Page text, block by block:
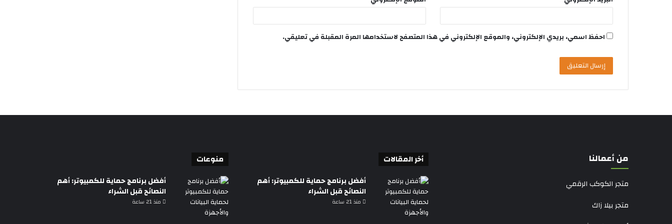
احفظ اسمي، بريدي الإلكتروني، والموقع الإلكتروني في هذا المتصفح لاستخدامها المرة المقبلة في تعليقي.
من أعمالنا
متجر الكوكب الرقمي
متجر بيلا زاك
أخر المقالات
أفضل برنامج حماية للكمبيوتر: أهم
النصائح قبل الشراء
منذ 21 ساعة
منوعات
أفضل برنامج حماية للكمبيوتر: أهم
النصائح قبل الشراء
منذ 21 ساعة